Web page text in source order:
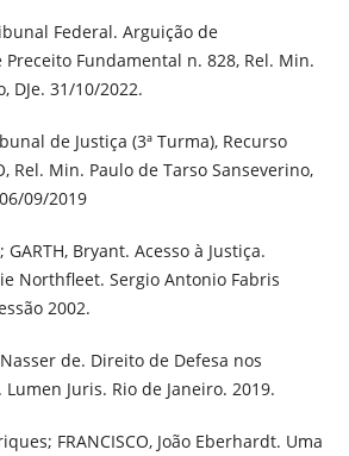
Federal. Arguição de
Fundamental n. 828, Rel. Min.
DJe. 31/10/2022.
de Justiça (3ª Turma), Recurso
Rel. Min. Paulo de Tarso Sanseverino,
09/2019
GARTH, Bryant. Acesso à Justiça.
Northfleet. Sergio Antonio Fabris
2002.
de. Direito de Defesa nos
Juris. Rio de Janeiro. 2019.
FRANCISCO, João Eberhardt. Uma